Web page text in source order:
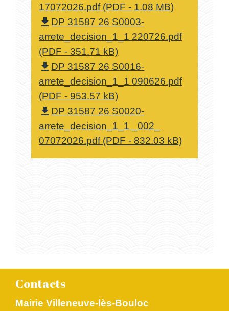
17072026.pdf (PDF - 1.08 MB)
file_download DP 31587 26 S0003-
arrete_decision_1_1 220726.pdf
(PDF - 351.71 kB)
file_download DP 31587 26 S0016-
arrete_decision_1_1 090626.pdf
(PDF - 953.57 kB)
file_download DP 31587 26 S0020-
arrete_decision_1_1 _002_
07072026.pdf (PDF - 832.03 kB)
Contacts
Mairie Villeneuve-lès-Bouloc